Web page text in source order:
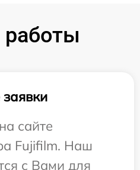
сайте
Fujifilm. Наш
с Вами для